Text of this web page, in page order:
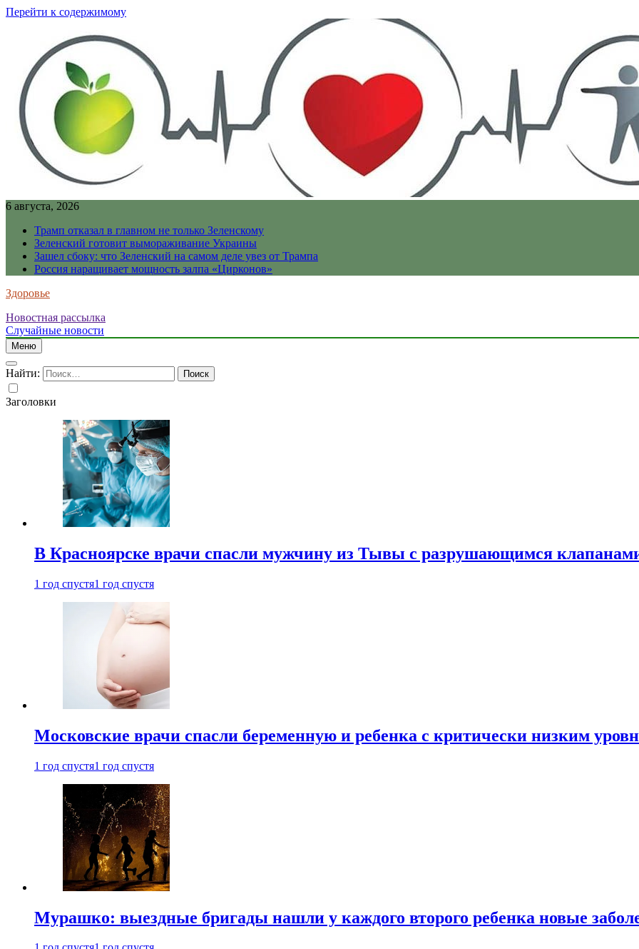
Перейти к содержимому
6 августа, 2026
Трамп отказал в главном не только Зеленскому
Зеленский готовит вымораживание Украины
Зашел сбоку: что Зеленский на самом деле увез от Трампа
Россия наращивает мощность залпа «Цирконов»
Здоровье
Новостная рассылка
Случайные новости
Меню
Найти:
Заголовки
В Красноярске врачи спасли мужчину из Тывы с разрушающимся
1 год спустя1 год спустя
Московские врачи спасли беременную и ребенка с критически низким
1 год спустя1 год спустя
Мурашко: выездные бригады нашли у каждого второго ребенка новые